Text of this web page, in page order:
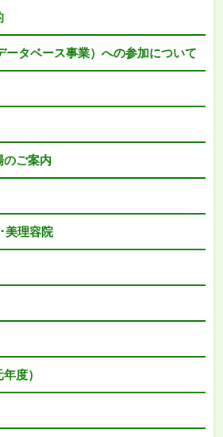
ータベース事業）への参加について
のご案内
美理容院
度）